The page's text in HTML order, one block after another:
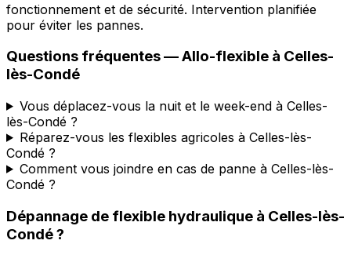
fonctionnement et de sécurité. Intervention planifiée
pour éviter les pannes.
Questions fréquentes —Allo-flexible à Celles-
lès-Condé
Vous déplacez-vous la nuit et le week-end à Celles-
lès-Condé ?
Réparez-vous les flexibles agricoles à Celles-lès-
Condé ?
Comment vous joindre en cas de panne à Celles-lès-
Condé ?
Dépannage de flexible hydraulique à Celles-lès-
Condé?